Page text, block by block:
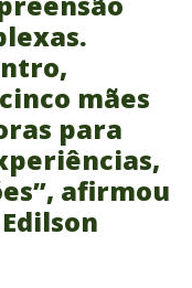
mães
para
afirmou